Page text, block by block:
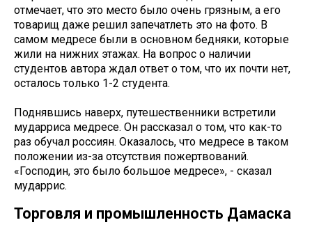
отмечает, что это место было очень грязным, а его
товарищ даже решил запечатлеть это на фото. В
самом медресе были в основном бедняки, которые
жили на нижних этажах. На вопрос о наличии
студентов автора ждал ответ о том, что их почти нет,
осталось только 1-2 студента.
Поднявшись наверх, путешественники встретили
мударриса медресе. Он рассказал о том, что как-то
раз обучал россиян. Оказалось, что медресе в таком
положении из-за отсутствия пожертвований.
«Господин, это было большое медресе», - сказал
мударрис.
Торговля и промышленность Дамаска